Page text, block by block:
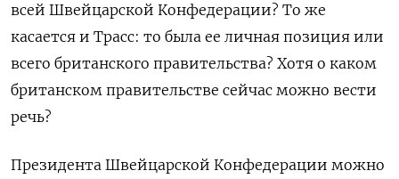
всей Швейцарской Конфедерации? То же
касается и Трасс: то была ее личная позиция или
всего британского правительства? Хотя о каком
британском правительстве сейчас можно вести
речь?
Президента Швейцарской Конфедерации можно